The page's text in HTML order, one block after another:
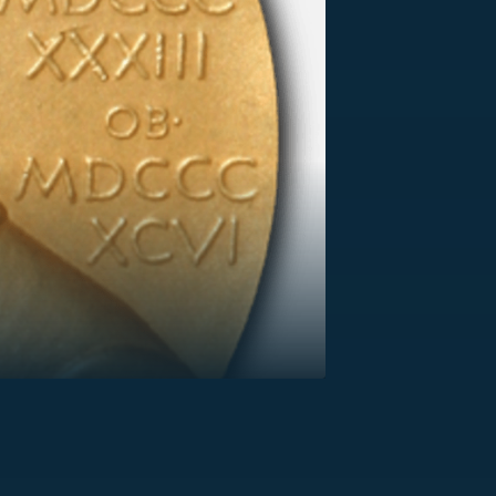
A